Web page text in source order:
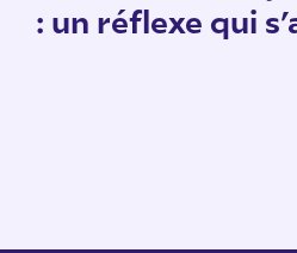
: un réflexe qui